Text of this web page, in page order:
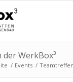
WerkBox³
/ Events / Teamtreffen